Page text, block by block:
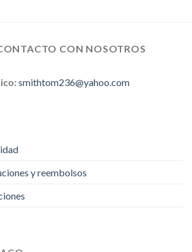
CON NOSOTROS
smithtom236@yahoo.com
y reembolsos